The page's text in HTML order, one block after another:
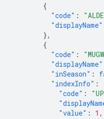
{
"code" :
"displayName"
},
{
"code" :
"displayName"
"inSeason" :
"indexInfo" :
"code" :
"value" : 1 ,